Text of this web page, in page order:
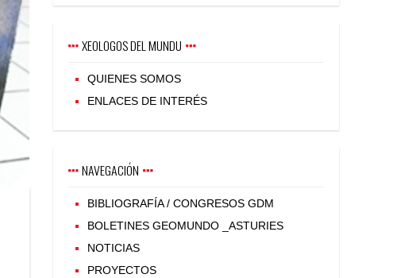
XEOLOGOS DEL MUNDU
QUIENES SOMOS
ENLACES DE INTERÉS
NAVEGACIÓN
BIBLIOGRAFÍA / CONGRESOS GDM
BOLETINES GEOMUNDO _ASTURIES
NOTICIAS
PROYECTOS